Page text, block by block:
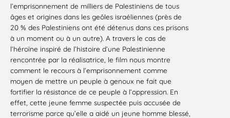
l’emprisonnement de milliers de Palestiniens de tous
âges et origines dans les geôles israéliennes (près de
20 % des Palestiniens ont été détenus dans ces prisons
à un moment ou à un autre). A travers le cas de
l’héroïne inspiré de l’histoire d’une Palestinienne
rencontrée par la réalisatrice, le film nous montre
comment le recours à l’emprisonnement comme
moyen de mettre un peuple à genoux ne fait que
fortifier la résistance de ce peuple à l’oppression. En
effet, cette jeune femme suspectée puis accusée de
terrorisme parce qu’elle a aidé un jeune homme blessé,